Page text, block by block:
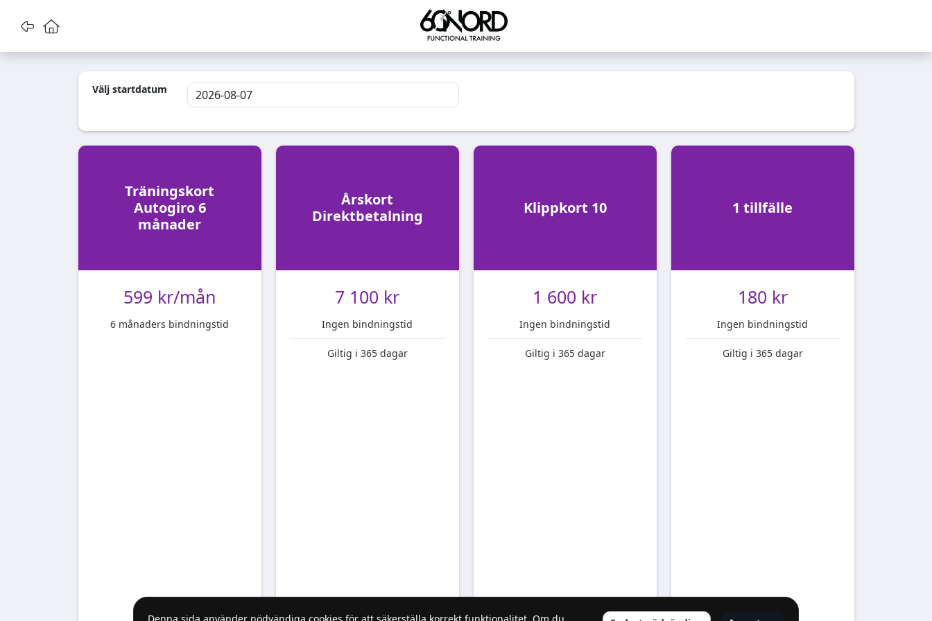
Gå tillbaka
Välj startdatum
Träningskort
Autogiro 6
månader
599 kr/mån
6 månaders bindningstid
Årskort
Direktbetalning
7 100 kr
Ingen bindningstid
Giltig i 365 dagar
Klippkort 10
1 600 kr
Ingen bindningstid
Giltig i 365 dagar
1 tillfälle
180 kr
Ingen bindningstid
Giltig i 365 dagar